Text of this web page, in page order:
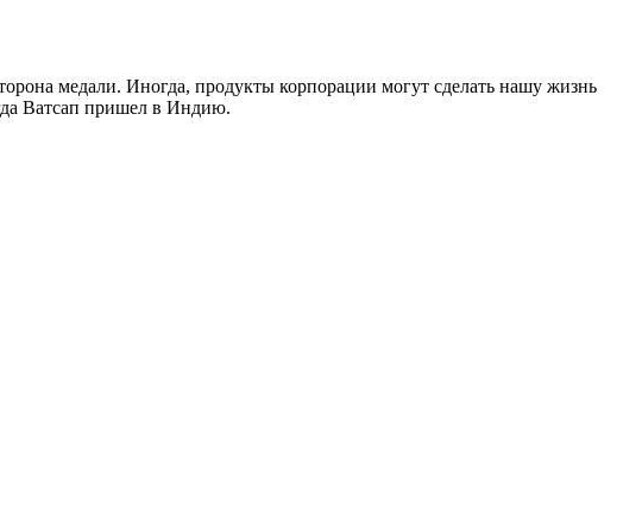
медали. Иногда, продукты корпорации могут сделать нашу жизнь
Ватсап пришел в Индию.